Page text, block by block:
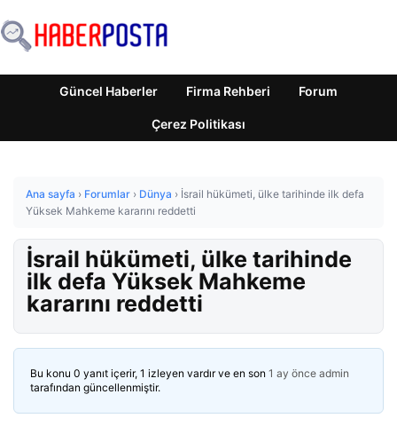
Güncel Haberler Firma Rehberi Forum
Çerez Politikası
Ana sayfa › Forumlar › Dünya › İsrail hükümeti, ülke tarihinde ilk defa
Yüksek Mahkeme kararını reddetti
İsrail hükümeti, ülke tarihinde
ilk defa Yüksek Mahkeme
kararını reddetti
Bu konu 0 yanıt içerir, 1 izleyen vardır ve en son 1 ay önce admin
tarafından güncellenmiştir.